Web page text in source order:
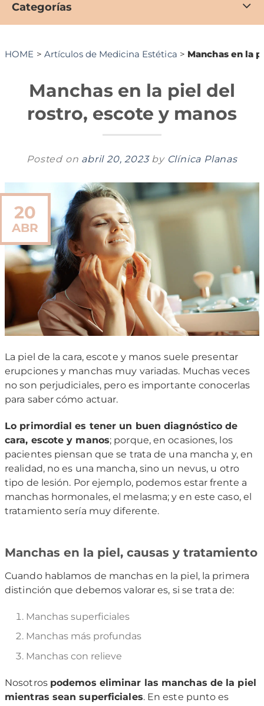
Categorías
HOME > Artículos de Medicina Estética > Manchas en la
Manchas en la piel del
rostro, escote y manos
Posted on abril 20, 2023 by Clínica Planas
20
ABR
La piel de la cara, escote y manos suele presentar
erupciones y manchas muy variadas. Muchas veces
no son perjudiciales, pero es importante conocerlas
para saber cómo actuar.
Lo primordial es tener un buen diagnóstico de
cara, escote y manos; porque, en ocasiones, los
pacientes piensan que se trata de una mancha y, en
realidad, no es una mancha, sino un nevus, u otro
tipo de lesión. Por ejemplo, podemos estar frente a
manchas hormonales, el melasma; y en este caso, el
tratamiento sería muy diferente.
Manchas en la piel, causas y tratamiento
Cuando hablamos de manchas en la piel, la primera
distinción que debemos valorar es, si se trata de:
Manchas superficiales
Manchas más profundas
Manchas con relieve
Nosotros podemos eliminar las manchas de la piel
mientras sean superficiales. En este punto es